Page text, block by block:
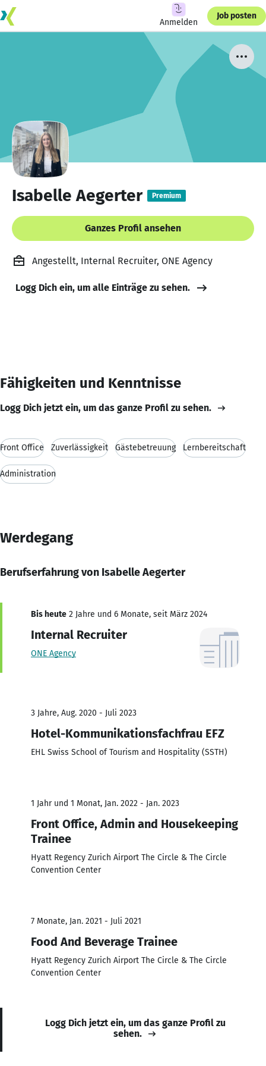
Anmelden
Job posten
Isabelle Aegerter Premium
Ganzes Profil ansehen
Angestellt, Internal Recruiter, ONE Agency
Logg Dich ein, um alle Einträge zu sehen.
Fähigkeiten und Kenntnisse
Logg Dich jetzt ein, um das ganze Profil zu sehen.
Front Office Zuverlässigkeit Gästebetreuung Lernbereitschaft
Administration
Werdegang
Berufserfahrung von Isabelle Aegerter
Bis heute 2 Jahre und 6 Monate, seit März 2024
Internal Recruiter
ONE Agency
3 Jahre, Aug. 2020 - Juli 2023
Hotel-Kommunikationsfachfrau EFZ
EHL Swiss School of Tourism and Hospitality (SSTH)
1 Jahr und 1 Monat, Jan. 2022 - Jan. 2023
Front Office, Admin and Housekeeping
Trainee
Hyatt Regency Zurich Airport The Circle & The Circle
Convention Center
7 Monate, Jan. 2021 - Juli 2021
Food And Beverage Trainee
Hyatt Regency Zurich Airport The Circle & The Circle
Convention Center
Logg Dich jetzt ein, um das ganze Profil zu
sehen.